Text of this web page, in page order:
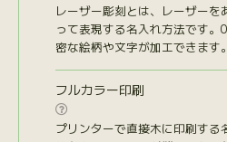
レーザー彫刻とは、レーザーを
って表現する名入れ方法です。
密な絵柄や文字が加工できます。
フルカラー印刷

プリンターで直接木に印刷する